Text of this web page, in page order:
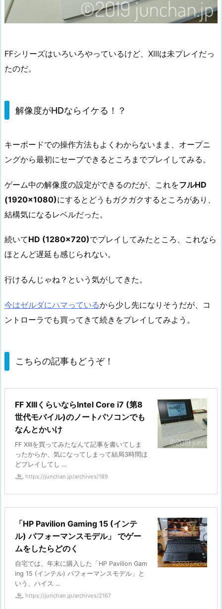
FFシリーズはいろいろやっているけど、XIIIは未プレイだっ
たのだ。
解像度がHDならイケる！？
キーボードでの操作方法もよくわからないまま、オープニ
ングから最初にセーブできるところまでプレイしてみる。
ゲーム中の解像度の設定ができるのだが、これをフルHD
(1920×1080)にするとどうもガクガクするところがあり、
結構気になるレベルだった。
続いてHD (1280×720)でプレイしてみたところ、これなら
ほとんど遅延も感じられない。
行けるんじゃね？という気がしてきた。
今はゼルダにハマっているから少し先になりそうだが、コ
ントローラでも買ってきて続きをプレイしてみよう。
こちらの記事もどうぞ！
FF XIIIくらいならIntel Core i7 (第8
世代モバイル)のノートパソコンでも
なんとかいけ
FF XIIIを買ってみたなんて記事を書いてしま
ったからか、気になってしまって結局3時間ほ
どプレイしてし ...
https://junchan.jp/archives/189
「HP Pavilion Gaming 15 (インテ
ル) パフォーマンスモデル」 でゲー
ムをしたらどのく
自宅では、年末に購入した「HP Pavilion Gam
ing 15 (インテル) パフォーマンスモデル」と
いう、ハイス ...
https://junchan.jp/archives/2167